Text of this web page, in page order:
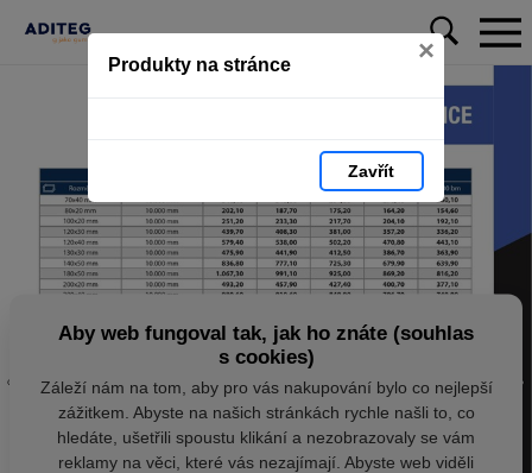
Produkty na stránce ×
Zavřít
Aby web fungoval tak, jak ho znáte (souhlas
s cookies)
Záleží nám na tom, aby pro vás nakupování bylo co nejlepší
zážitkem. Abyste na našich stránkách rychle našli to, co
hledáte, ušetřili spoustu klikání a nezobrazovaly se vám
reklamy na věci, které vás nezajímají. Abyste web viděli